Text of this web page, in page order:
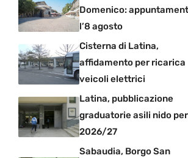
Domenico:
l’8 agosto
Cisterna di Latina,
affidamento per ricarica
veicoli elettrici
Latina, pubblicazione
graduatorie asili nido per
2026/27
Sabaudia, Borgo San